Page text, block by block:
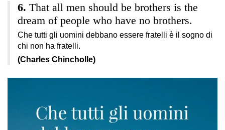
That all men should be brothers is the
dream of people who have no brothers.
Che tutti gli uomini debbano essere fratelli è il sogno di
chi non ha fratelli.
(Charles Chincholle)